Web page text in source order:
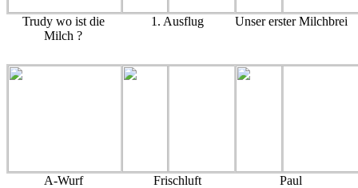
Trudy wo ist die
Milch ?
1. Ausflug Unser erster Milchbrei
A-Wurf Frischluft Paul